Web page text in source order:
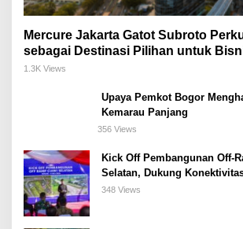
Mercure Jakarta Gatot Subroto
sebagai Destinasi Pilihan untuk
Meeting, dan Kuliner di Jakarta
1.3K Views
Upaya Pemkot Bogor
Kemarau Panjang
356 Views
Kick Off Pembangunan Off-
Selatan, Dukung
Bogor Selatan
348 Views